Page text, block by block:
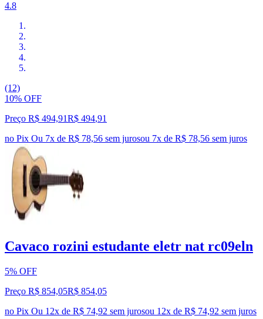
4.8
(12)
10% OFF
Preço R$ 494,91R$ 494,91
no Pix Ou 7x de R$ 78,56 sem jurosou 7x de R$ 78,56 sem juros
Cavaco rozini estudante eletr nat rc09eln
5% OFF
Preço R$ 854,05R$ 854,05
no Pix Ou 12x de R$ 74,92 sem jurosou 12x de R$ 74,92 sem juros